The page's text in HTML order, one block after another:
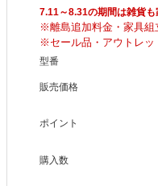
松野屋
LISA LARSON
7.11～8.31の期間は雑貨も
※離島追加料金・家具組
※セール品・アウトレッ
型番
販売価格
ポイント
購入数